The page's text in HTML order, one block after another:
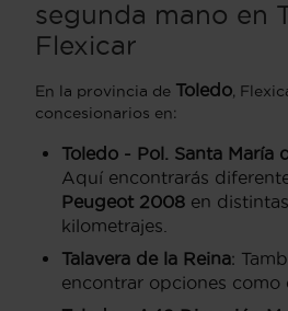
segunda mano en
Flexicar
En la provincia de Toledo,
concesionarios en:
Toledo - Pol. Santa María
Aquí encontrarás
Peugeot 2008 en
kilometrajes.
Talavera de la Reina:
encontrar opciones como